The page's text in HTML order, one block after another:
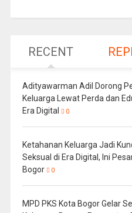
RECENT
Adityawarman Adil Dorong
Keluarga Lewat Perda dan
Era Digital
0
Ketahanan Keluarga Jadi
Seksual di Era Digital, Ini
Bogor
0
MPD PKS Kota Bogor Gelar